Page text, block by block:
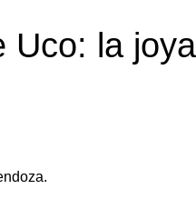
Uco: la